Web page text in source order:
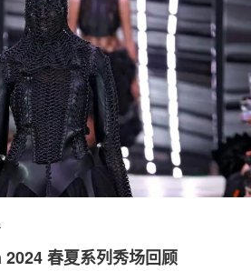
春夏系列秀场回顾